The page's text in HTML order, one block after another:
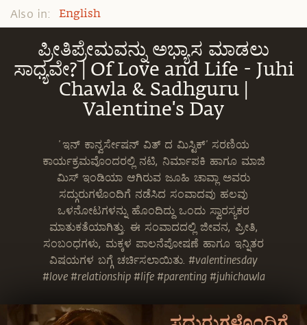
Also in: English
ಪ್ರೀತಿಪ್ರೇಮವನ್ನು ಅಭ್ಯಾಸ ಮಾಡಲು
ಸಾಧ್ಯವೇ? | Of Love and Life - Juhi
Chawla & Sadhguru |
Valentine's Day
'ಇನ್ ಕಾನ್ವರ್ಸೇಷನ್ ವಿತ್ ದ ಮಿಸ್ಟಿಕ್' ಸರಣಿಯ
ಕಾರ್ಯಕ್ರಮವೊಂದರಲ್ಲಿ ನಟಿ, ನಿರ್ಮಾಪಕಿ ಹಾಗೂ ಮಾಜಿ
ಮಿಸ್ ಇಂಡಿಯಾ ಆಗಿರುವ ಜೂಹಿ ಚಾವ್ಲಾ ಅವರು
ಸದ್ಗುರುಗಳೊಂದಿಗೆ ನಡೆಸಿದ ಸಂವಾದವು ಹಲವು
ಒಳನೋಟಗಳನ್ನು ಹೊಂದಿದ್ದು ಒಂದು ಸ್ವಾರಸ್ಯಕರ
ಮಾತುಕತೆಯಾಗಿತ್ತು. ಈ ಸಂವಾದದಲ್ಲಿ ಜೀವನ, ಪ್ರೀತಿ,
ಸಂಬಂಧಗಳು, ಮಕ್ಕಳ ಪಾಲನೆಪೋಷಣೆ ಹಾಗೂ ಇನ್ನಿತರ
ವಿಷಯಗಳ ಬಗ್ಗೆ ಚರ್ಚಿಸಲಾಯಿತು. #valentinesday
#love #relationship #life #parenting #juhichawla